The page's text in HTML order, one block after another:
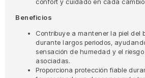
Beneficios
Contribuye a mantener la piel del
durante largos periodos,
sensación de humedad y el
asociadas.
Proporciona protección fiable